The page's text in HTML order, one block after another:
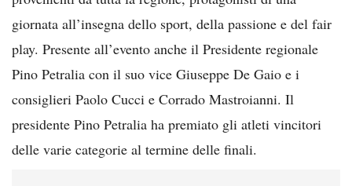
giornata all’insegna dello sport, della passione e del fair
play. Presente all’evento anche il Presidente regionale
Pino Petralia con il suo vice Giuseppe De Gaio e i
consiglieri Paolo Cucci e Corrado Mastroianni. Il
presidente Pino Petralia ha premiato gli atleti vincitori
delle varie categorie al termine delle finali.